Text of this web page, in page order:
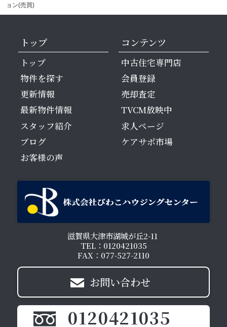
ョン(売買)
トップ
トップ
物件を探す
更新情報
最新物件情報
スタッフ紹介
ブログ
お客様の声
コンテンツ
中古住宅専門店
会員登録
売却査定
TVCM放映中
求人ページ
ケアサポ市場
滋賀県大津市湖城が丘2-11
TEL：0120421035
FAX：077-527-2110
お問い合わせ
0120421035